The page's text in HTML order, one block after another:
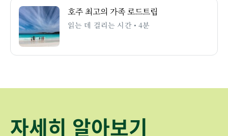
호주 최고의 가족 로드트립
읽는 데 걸리는 시간 • 4분
자세히 알아보기
호주 최고의 가족